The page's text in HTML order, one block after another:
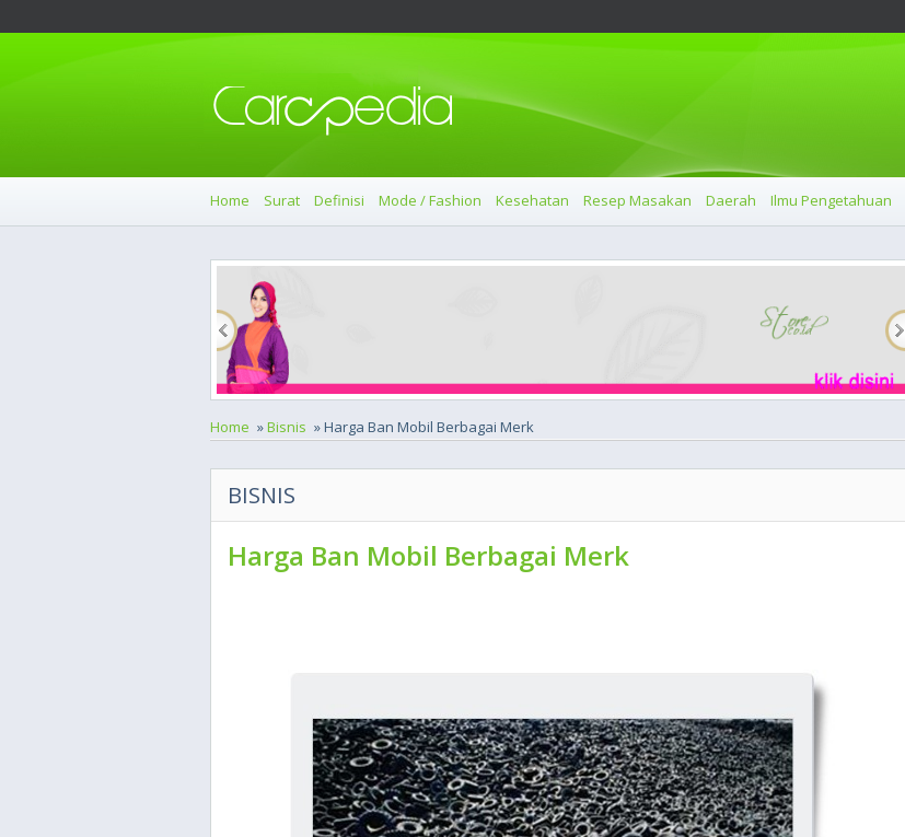
Home Surat Definisi Mode / Fashion Kesehatan Resep Masakan Daerah Ilmu Pengetahuan
Home »Bisnis » Harga Ban Mobil Berbagai Merk
BISNIS
Harga Ban Mobil Berbagai Merk